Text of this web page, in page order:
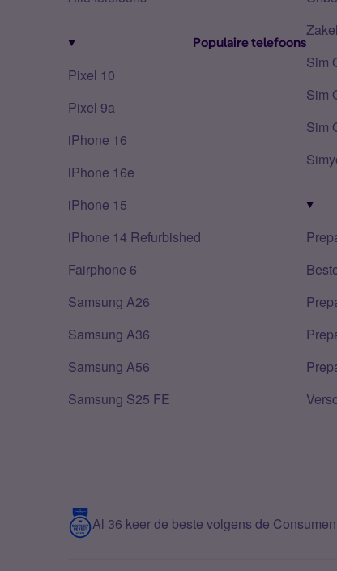
Populaire telefoons
Pixel 10
Pixel 9a
iPhone 16
iPhone 16e
iPhone 15
iPhone 14 Refurbished
Fairphone 6
Samsung A26
Samsung A36
Samsung A56
Samsung S25 FE
Sim
Sim
Sim
Al 36 keer de beste volgens de